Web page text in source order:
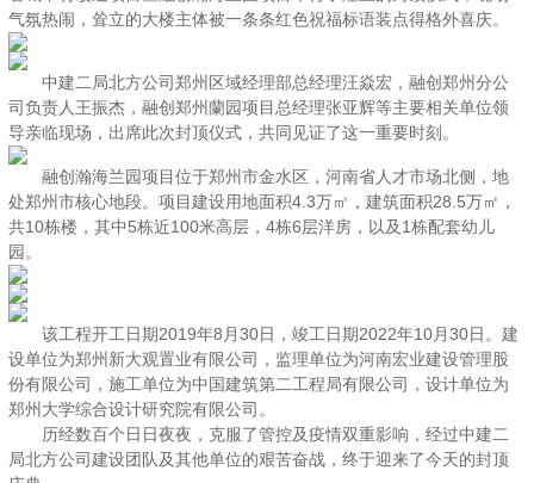
气氛热闹，耸立的大楼主体被一条条红色祝福标语装点得格外喜庆。
中建二局北方公司郑州区域经理部总经理汪焱宏，融创郑州分公
司负责人王振杰，融创郑州蘭园项目总经理张亚辉等主要相关单位领
导亲临现场，出席此次封顶仪式，共同见证了这一重要时刻。
融创瀚海兰园项目位于郑州市金水区，河南省人才市场北侧，地
处郑州市核心地段。项目建设用地面积4.3万㎡，建筑面积28.5万㎡，
共10栋楼，其中5栋近100米高层，4栋6层洋房，以及1栋配套幼儿
园。
该工程开工日期2019年8月30日，竣工日期2022年10月30日。建
设单位为郑州新大观置业有限公司，监理单位为河南宏业建设管理股
份有限公司，施工单位为中国建筑第二工程局有限公司，设计单位为
郑州大学综合设计研究院有限公司。
历经数百个日日夜夜，克服了管控及疫情双重影响，经过中建二
局北方公司建设团队及其他单位的艰苦奋战，终于迎来了今天的封顶